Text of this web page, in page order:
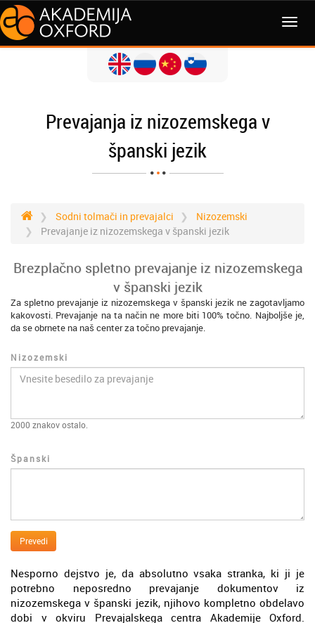
MENI
Prevajanja iz nizozemskega v
španski jezik
Sodni tolmači in prevajalci
Nizozemski
Prevajanje iz nizozemskega v španski jezik
Brezplačno spletno prevajanje iz nizozemskega
v španski jezik
Za spletno prevajanje iz nizozemskega v španski jezik ne zagotavljamo
kakovosti. Prevajanje na ta način ne more biti 100% točno. Najboljše je,
da se obrnete na naš center za točno prevajanje.
Nizozemski
2000 znakov ostalo.
Španski
Prevedi
Nesporno dejstvo je, da absolutno vsaka stranka, ki ji je
potrebno neposredno prevajanje dokumentov iz
nizozemskega v španski jezik, njihovo kompletno obdelavo
dobi v okviru Prevajalskega centra Akademije Oxford.